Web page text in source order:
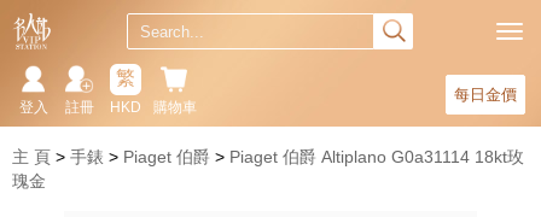
每日金價
購物車
繁
HKD
註冊
登入
主 頁 手錶 Piaget 伯爵
Piaget 伯爵 Altiplano G0a31114 18kt玫
瑰金